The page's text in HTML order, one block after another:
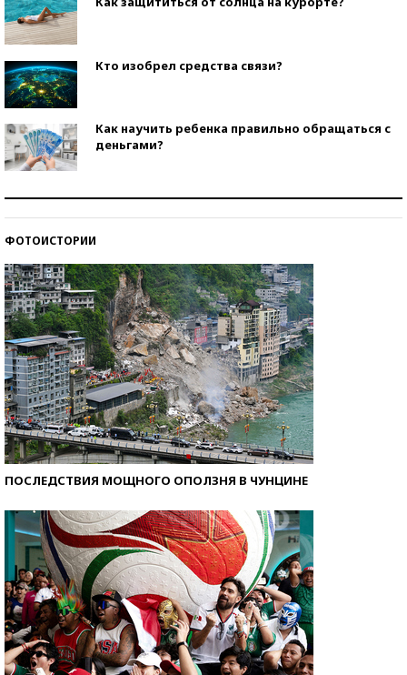
Кто изобрел средства связи?
Как научить ребенка правильно обращаться с
деньгами?
ФОТОИСТОРИИ
ПОСЛЕДСТВИЯ МОЩНОГО ОПОЛЗНЯ В ЧУНЦИНЕ